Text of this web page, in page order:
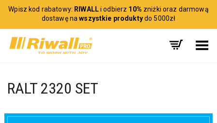
Wpisz kod rabatowy: RIWALLi odbierz 10% zniżki oraz darmową
dostawę nawszystkie produktydo 5000zł
Toggle Menu
RALT 2320 SET